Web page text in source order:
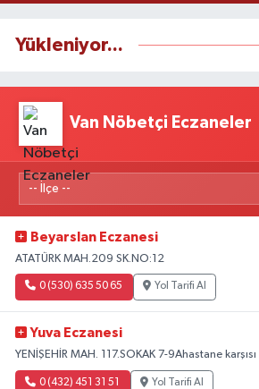
Yükleniyor...
Van Nöbetçi Eczaneler
Beyarslan Eczanesi
ATATÜRK MAH.209 SK.NO:12
0 (530) 635 50 65 Yol Tarifi Al
Yuva Eczanesi
YENİŞEHİR MAH. 117.SOKAK 7-9Ahastane karşısı
0 (432) 451 31 51 Yol Tarifi Al